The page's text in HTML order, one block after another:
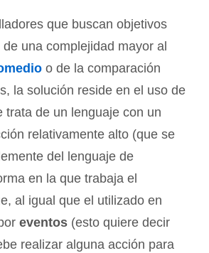
que buscan objetivos
una complejidad mayor al
o de la comparación
la solución reside en el uso de
trata de un lenguaje con un
relativamente alto (que se
del lenguaje de
en la que trabaja el
al igual que el utilizado en
eventos (esto quiere decir
realizar alguna acción para